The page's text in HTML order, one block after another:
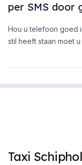
per SMS door
Hou u telefoon goed
stil heeft staan moet
Taxi